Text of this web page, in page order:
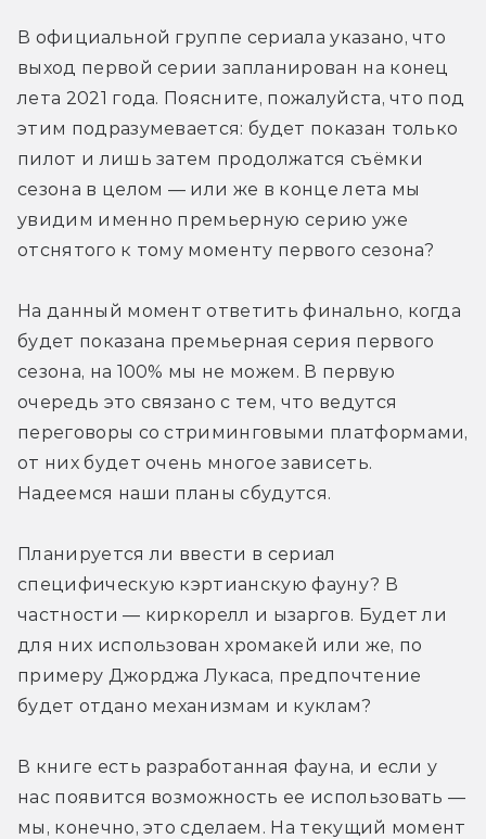
В официальной группе сериала указано, что
выход первой серии запланирован на конец
лета 2021 года. Поясните, пожалуйста, что под
этим подразумевается: будет показан только
пилот и лишь затем продолжатся съёмки
сезона в целом — или же в конце лета мы
увидим именно премьерную серию уже
отснятого к тому моменту первого сезона?
На данный момент ответить финально, когда
будет показана премьерная серия первого
сезона, на 100% мы не можем. В первую
очередь это связано с тем, что ведутся
переговоры со стриминговыми платформами,
от них будет очень многое зависеть.
Надеемся наши планы сбудутся.
Планируется ли ввести в сериал
специфическую кэртианскую фауну? В
частности — киркорелл и ызаргов. Будет ли
для них использован хромакей или же, по
примеру Джорджа Лукаса, предпочтение
будет отдано механизмам и куклам?
В книге есть разработанная фауна, и если у
нас появится возможность ее использовать —
мы, конечно, это сделаем. На текущий момент